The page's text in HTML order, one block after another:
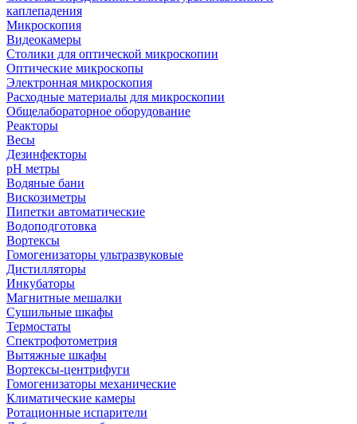
каплепадения
Микроскопия
Видеокамеры
Столики для оптической микроскопии
Оптические микроскопы
Электронная микроскопия
Расходные материалы для микроскопии
Общелабораторное оборудование
Реакторы
Весы
Дезинфекторы
рН метры
Водяные бани
Вискозиметры
Пипетки автоматические
Водоподготовка
Вортексы
Гомогенизаторы ультразвуковые
Дистилляторы
Инкубаторы
Магнитные мешалки
Сушильные шкафы
Термостаты
Спектрофотометрия
Вытяжные шкафы
Вортексы-центрифуги
Гомогенизаторы механические
Климатические камеры
Ротационные испарители